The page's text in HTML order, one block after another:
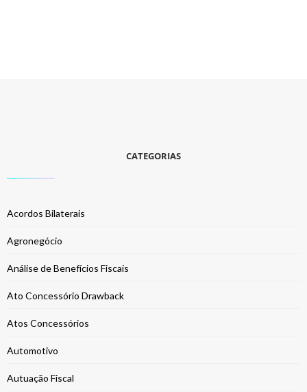
CATEGORIAS
Acordos Bilaterais
Agronegócio
Análise de Benefícios Fiscais
Ato Concessório Drawback
Atos Concessórios
Automotivo
Autuação Fiscal